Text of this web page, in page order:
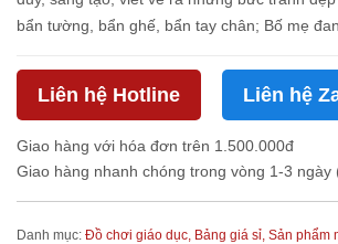
bẩn tường, bẩn ghế, bẩn tay chân; Bố mẹ
l...
Liên hệ Hotline Liên hệ
Giao hàng với hóa đơn trên 1.500.000đ
Giao hàng nhanh chóng trong vòng 1-3 ngày
Danh mục: Đồ chơi giáo dục, Bảng giá sỉ, Sản phẩm